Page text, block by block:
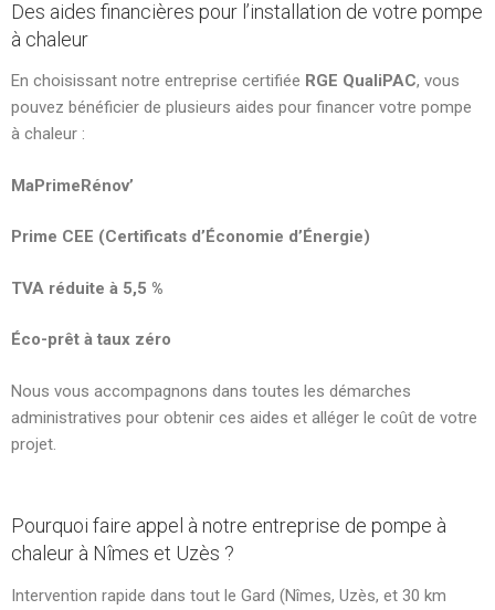
Des aides financières pour l’installation de votre pompe
à chaleur
En choisissant notre entreprise certifiée RGE QualiPAC, vous
pouvez bénéficier de plusieurs aides pour financer votre pompe
à chaleur :
MaPrimeRénov’
Prime CEE (Certificats d’Économie d’Énergie)
TVA réduite à 5,5 %
Éco-prêt à taux zéro
Nous vous accompagnons dans toutes les démarches
administratives pour obtenir ces aides et alléger le coût de votre
projet.
Pourquoi faire appel à notre entreprise de pompe à
chaleur à Nîmes et Uzès ?
Intervention rapide dans tout le Gard (Nîmes, Uzès, et 30 km